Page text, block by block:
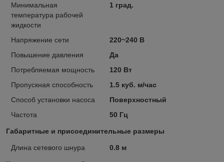
Минимальная
температура рабочей
жидкости
1 град.
Напряжение сети
220~240 В
Повышение давления
Да
Потребляемая мощность
120 Вт
Пропускная способность
1.5 куб. м/час
Способ установки насоса
Поверхностный
Частота
50 Гц
Габаритные и присоединительные размеры
Длина сетевого шнура 0.8 м